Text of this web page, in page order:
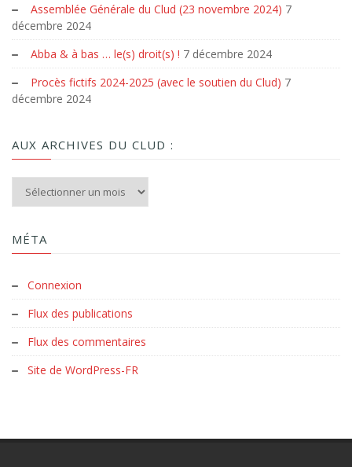
Assemblée Générale du Clud (23 novembre 2024) 7
décembre 2024
Abba & à bas … le(s) droit(s) ! 7 décembre 2024
Procès fictifs 2024-2025 (avec le soutien du Clud) 7
décembre 2024
AUX ARCHIVES DU CLUD :
MÉTA
Connexion
Flux des publications
Flux des commentaires
Site de WordPress-FR